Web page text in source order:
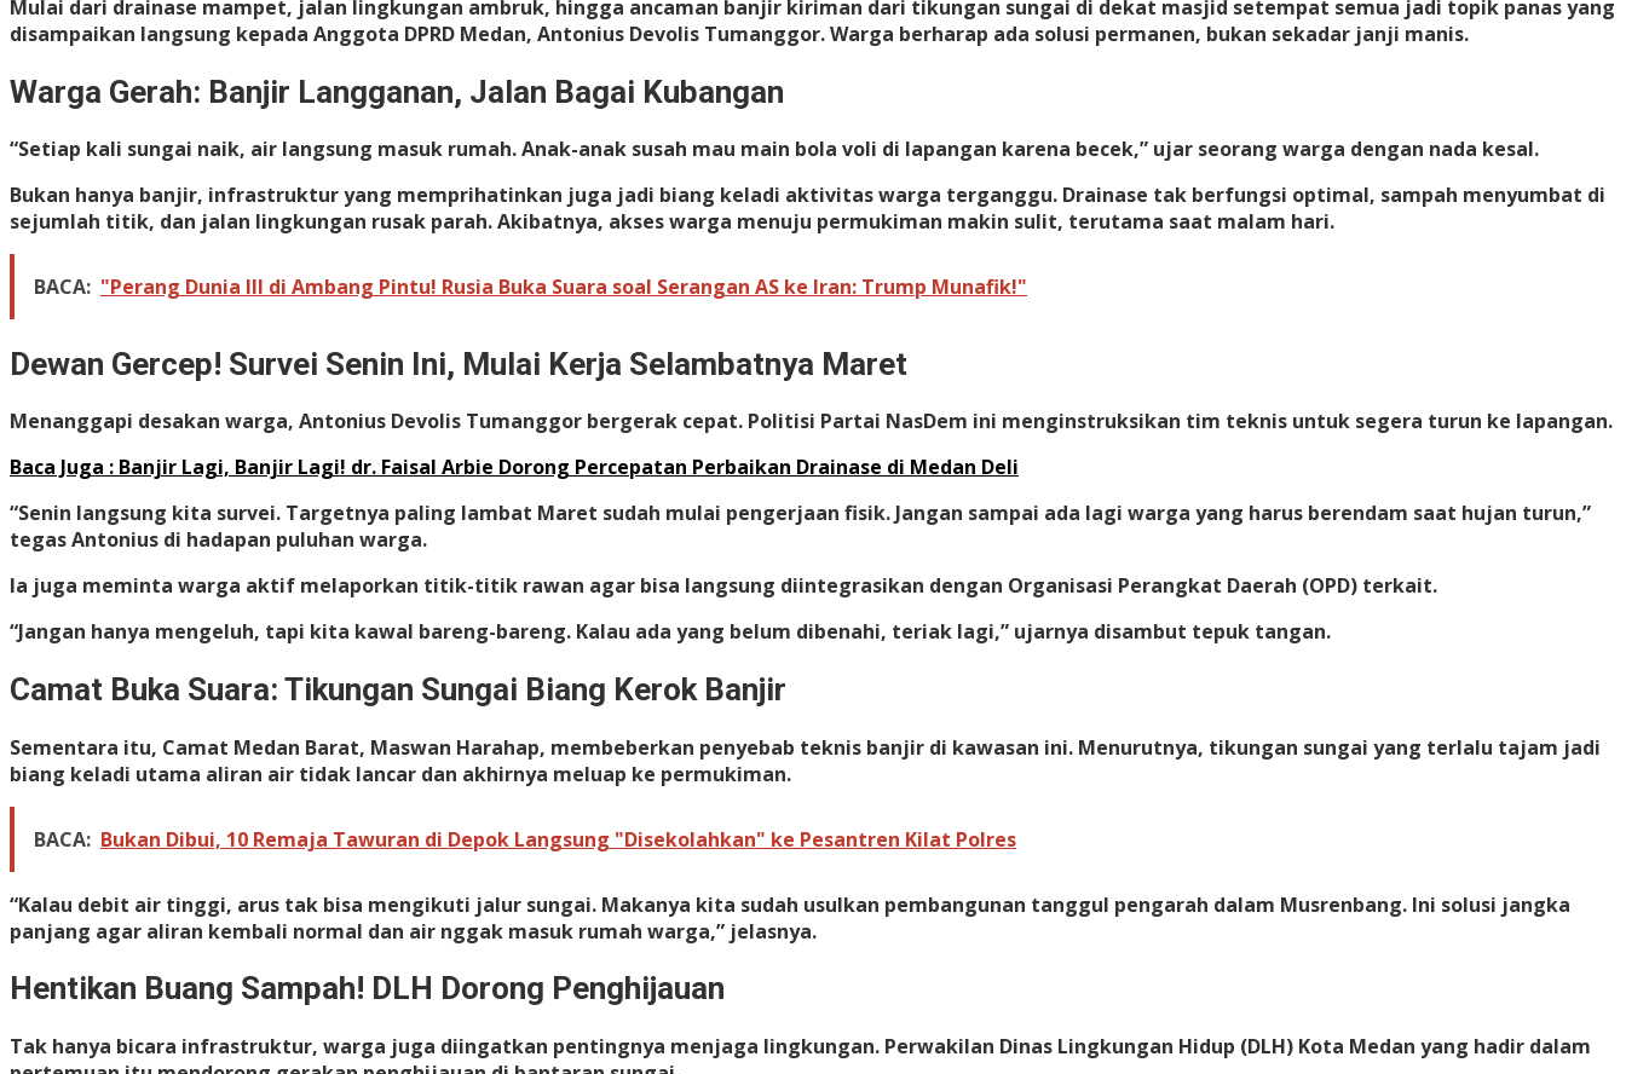
Mulai dari drainase mampet, jalan lingkungan ambruk, hingga ancaman banjir kiriman dari tikungan sungai di dekat masjid setempat semua jadi topik panas yang
disampaikan langsung kepada Anggota DPRD Medan, Antonius Devolis Tumanggor. Warga berharap ada solusi permanen, bukan sekadar janji manis.
Warga Gerah: Banjir Langganan, Jalan Bagai Kubangan
“Setiap kali sungai naik, air langsung masuk rumah. Anak-anak susah mau main bola voli di lapangan karena becek,” ujar seorang warga dengan nada kesal.
Bukan hanya banjir, infrastruktur yang memprihatinkan juga jadi biang keladi aktivitas warga terganggu. Drainase tak berfungsi optimal, sampah menyumbat di
sejumlah titik, dan jalan lingkungan rusak parah. Akibatnya, akses warga menuju permukiman makin sulit, terutama saat malam hari.
BACA: "Perang Dunia III di Ambang Pintu! Rusia Buka Suara soal Serangan AS ke Iran: Trump Munafik!"
Dewan Gercep! Survei Senin Ini, Mulai Kerja Selambatnya Maret
Menanggapi desakan warga, Antonius Devolis Tumanggor bergerak cepat. Politisi Partai NasDem ini menginstruksikan tim teknis untuk segera turun ke lapangan.
Baca Juga : Banjir Lagi, Banjir Lagi! dr. Faisal Arbie Dorong Percepatan Perbaikan Drainase di Medan Deli
“Senin langsung kita survei. Targetnya paling lambat Maret sudah mulai pengerjaan fisik. Jangan sampai ada lagi warga yang harus berendam saat hujan turun,”
tegas Antonius di hadapan puluhan warga.
Ia juga meminta warga aktif melaporkan titik-titik rawan agar bisa langsung diintegrasikan dengan Organisasi Perangkat Daerah (OPD) terkait.
“Jangan hanya mengeluh, tapi kita kawal bareng-bareng. Kalau ada yang belum dibenahi, teriak lagi,” ujarnya disambut tepuk tangan.
Camat Buka Suara: Tikungan Sungai Biang Kerok Banjir
Sementara itu, Camat Medan Barat, Maswan Harahap, membeberkan penyebab teknis banjir di kawasan ini. Menurutnya, tikungan sungai yang terlalu tajam jadi
biang keladi utama aliran air tidak lancar dan akhirnya meluap ke permukiman.
BACA: Bukan Dibui, 10 Remaja Tawuran di Depok Langsung "Disekolahkan" ke Pesantren Kilat Polres
“Kalau debit air tinggi, arus tak bisa mengikuti jalur sungai. Makanya kita sudah usulkan pembangunan tanggul pengarah dalam Musrenbang. Ini solusi jangka
panjang agar aliran kembali normal dan air nggak masuk rumah warga,” jelasnya.
Hentikan Buang Sampah! DLH Dorong Penghijauan
Tak hanya bicara infrastruktur, warga juga diingatkan pentingnya menjaga lingkungan. Perwakilan Dinas Lingkungan Hidup (DLH) Kota Medan yang hadir dalam